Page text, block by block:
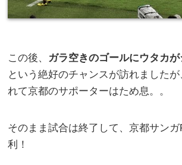
この後、 ガラ空きのゴールにウタカ
という絶好のチャンスが訪れました
れて京都のサポーターはため息。。
そのまま試合は終了して、京都サンガ
利！